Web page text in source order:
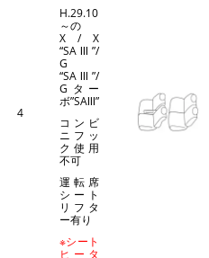
4
H.29.10
～の
X / X
“SAⅢ”/
G
“SAⅢ”/
Gター
ボ”SAⅢ”
コンビ
ニフッ
ク使用
不可
運転席
シート
リフタ
ー有り
※シート
ヒータ